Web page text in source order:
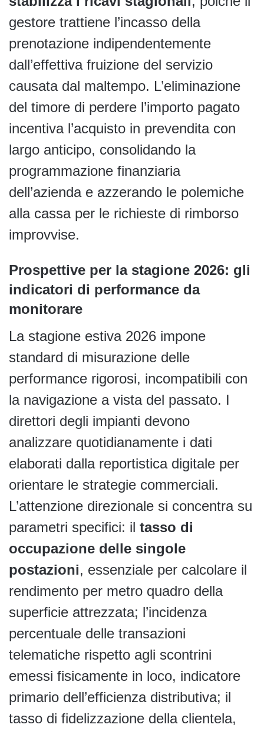
gestore trattiene l’incasso della
prenotazione indipendentemente
dall’effettiva fruizione del servizio
causata dal maltempo. L’eliminazione
del timore di perdere l’importo pagato
incentiva l’acquisto in prevendita con
largo anticipo, consolidando la
programmazione finanziaria
dell’azienda e azzerando le polemiche
alla cassa per le richieste di rimborso
improvvise.
Prospettive per la stagione 2026: gli
indicatori di performance da
monitorare
La stagione estiva 2026 impone
standard di misurazione delle
performance rigorosi, incompatibili con
la navigazione a vista del passato. I
direttori degli impianti devono
analizzare quotidianamente i dati
elaborati dalla reportistica digitale per
orientare le strategie commerciali.
L’attenzione direzionale si concentra su
parametri specifici: il tasso di
occupazione delle singole
postazioni, essenziale per calcolare il
rendimento per metro quadro della
superficie attrezzata; l’incidenza
percentuale delle transazioni
telematiche rispetto agli scontrini
emessi fisicamente in loco, indicatore
primario dell’efficienza distributiva; il
tasso di fidelizzazione della clientela,